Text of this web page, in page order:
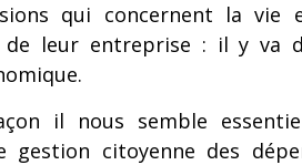
qui concernent la vie
de leur entreprise : il y va
il nous semble
gestion citoyenne des